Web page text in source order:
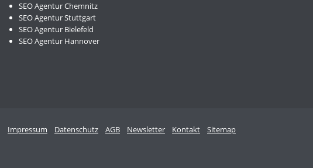
SEO Agentur Chemnitz
SEO Agentur Stuttgart
SEO Agentur Bielefeld
SEO Agentur Hannover
Impressum Datenschutz AGB Newsletter Kontakt Sitemap